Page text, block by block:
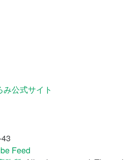
Feed